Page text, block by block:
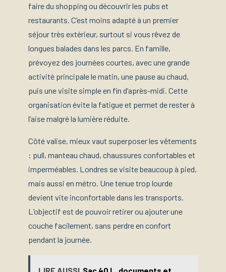
faire du shopping ou découvrir les pubs et
restaurants. C’est moins adapté à un premier
séjour très extérieur, surtout si vous rêvez de
longues balades dans les parcs. En famille,
prévoyez des journées courtes, avec une grande
activité principale le matin, une pause au chaud,
puis une visite simple en fin d’après-midi. Cette
organisation évite la fatigue et permet de rester à
l’aise malgré la lumière réduite.
Côté valise, mieux vaut superposer les vêtements
: pull, manteau chaud, chaussures confortables et
imperméables. Londres se visite beaucoup à pied,
mais aussi en métro. Une tenue trop lourde
devient vite inconfortable dans les transports.
L’objectif est de pouvoir retirer ou ajouter une
couche facilement, sans perdre en confort
pendant la journée.